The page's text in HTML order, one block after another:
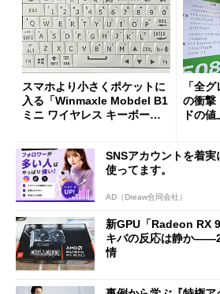
スマホより小さくポケットに
入る「Winmaxle Mobdel B1
ミニ ワイヤレス キーボー
「全
の衝
ドの
SNSアカウントを着
使ってます。
AD（Dreaw合同会社）
新GPU「Radeon RX
キバの反応は静か
情